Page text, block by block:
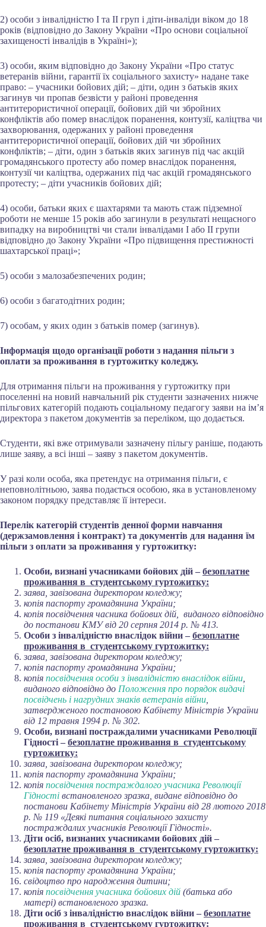
2) особи з інвалідністю І та ІІ груп і діти-інваліди віком до 18
років (відповідно до Закону України «Про основи соціальної
захищеності інвалідів в Україні»);
3) особи, яким відповідно до Закону України «Про статус
ветеранів війни, гарантії їх соціального захисту» надане таке
право: – учасники бойових дій; – діти, один з батьків яких
загинув чи пропав безвісти у районі проведення
антитерористичної операції, бойових дій чи збройних
конфліктів або помер внаслідок поранення, контузії, каліцтва чи
захворювання, одержаних у районі проведення
антитерористичної операції, бойових дій чи збройних
конфліктів; – діти, один з батьків яких загинув під час акцій
громадянського протесту або помер внаслідок поранення,
контузії чи каліцтва, одержаних під час акцій громадянського
протесту; – діти учасників бойових дій;
4) особи, батьки яких є шахтарями та мають стаж підземної
роботи не менше 15 років або загинули в результаті нещасного
випадку на виробництві чи стали інвалідами І або ІІ групи
відповідно до Закону України «Про підвищення престижності
шахтарської праці»;
5) особи з малозабезпечених родин;
6) особи з багатодітних родин;
7) особам, у яких один з батьків помер (загинув).
Інформація щодо організації роботи з надання пільги з
оплати за проживання в гуртожитку коледжу.
Для отримання пільги на проживання у гуртожитку при
поселенні на новий навчальний рік студенти зазначених нижче
пільгових категорій подають соціальному педагогу заяви на ім’я
директора з пакетом документів за переліком, що додається.
Студенти, які вже отримували зазначену пільгу раніше, подають
лише заяву, а всі інші – заяву з пакетом документів.
У разі коли особа, яка претендує на отримання пільги, є
неповнолітньою, заява подається особою, яка в установленому
законом порядку представляє її інтереси.
Перелік категорій студентів денної форми навчання
(держзамовлення і контракт) та документів для надання їм
пільги з оплати за проживання у гуртожитку:
Особи, визнані учасниками бойових дій – безоплатне
проживання в студентському гуртожитку:
заява, завізована директором коледжу;
копія паспорту громадянина України;
копія посвідчення часника бойових дій, виданого відповідно
до постанови КМУ від 20 серпня 2014 р. № 413.
Особи з інвалідністю внаслідок війни – безоплатне
проживання в студентському гуртожитку:
заява, завізована директором коледжу;
копія паспорту громадянина України;
копія посвідчення особи з інвалідністю внаслідок війни
виданого відповідно до Положення про порядок видачі
посвідчень і нагрудних знаків ветеранів війни
затвердженого постановою Кабінету Міністрів України
від 12 травня 1994 р. № 302.
Особи, визнані постраждалими учасниками Революції
Гідності – безоплатне проживання в студентському
гуртожитку:
заява, завізована директором коледжу;
копія паспорту громадянина України;
копія посвідчення постраждалого учасника Революції
Гідності встановленого зразка, видане відповідно до
постанови Кабінету Міністрів України від 28 лютого 2018
р. № 119 «Деякі питання соціального захисту
постраждалих учасників Революції Гідності».
Діти осіб, визнаних учасниками бойових дій –
безоплатне проживання в студентському гуртожитку:
заява, завізована директором коледжу;
копія паспорту громадянина України;
свідоцтво про народження дитини;
копія посвідчення учасника бойових дій (батька або
матері) встановленого зразка.
Діти осіб з інвалідністю внаслідок війни – безоплатне
проживання в студентському гуртожитку: